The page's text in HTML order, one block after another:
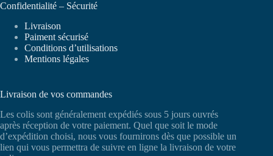
Confidentialité – Sécurité
Livraison
Paiment sécurisé
Conditions d’utilisations
Mentions légales
Livraison de vos commandes
Les colis sont généralement expédiés sous 5 jours ouvrés
après réception de votre paiement. Quel que soit le mode
d’expédition choisi, nous vous fournirons dès que possible un
lien qui vous permettra de suivre en ligne la livraison de votre